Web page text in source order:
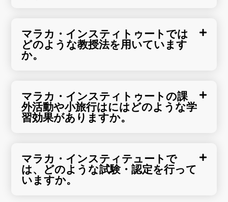
マラカ・インスティトゥートでは
どのような教授法を用いています
か。
マラカ・インスティトゥートの課
外活動や小旅行はにはどのような学
習効果がありますか。
マラカ・インスティテュートで
は、どのような試験・認定を行って
いますか。